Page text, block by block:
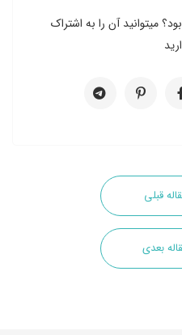
میتوانید آن را به اشتراک
قبلی
بعدی